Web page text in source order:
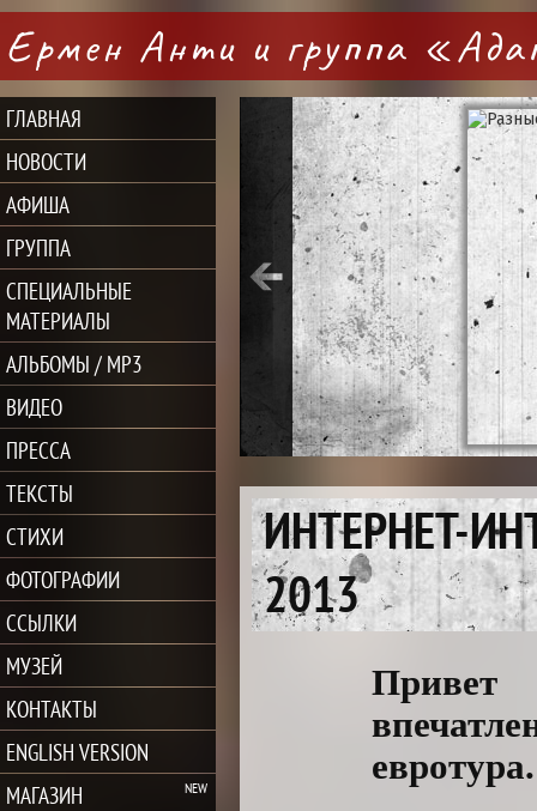
Ермен Анти и группа
ГЛАВНАЯ
НОВОСТИ
АФИША
ГРУППА
СПЕЦИАЛЬНЫЕ
МАТЕРИАЛЫ
АЛЬБОМЫ / MP3
ВИДЕО
ПРЕССА
ТЕКСТЫ
СТИХИ
ФОТОГРАФИИ
ССЫЛКИ
МУЗЕЙ
КОНТАКТЫ
ENGLISH VERSION
МАГАЗИН
ИНТЕРНЕТ-
2013
Привет
евротура.